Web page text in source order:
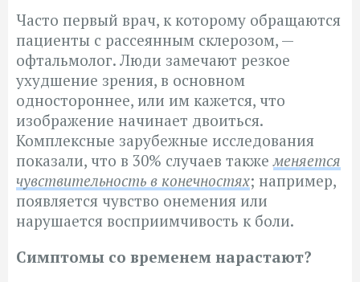
Часто первый врач, к которому обращаются
пациенты с рассеянным склерозом, —
офтальмолог. Люди замечают резкое
ухудшение зрения, в основном
одностороннее, или им кажется, что
изображение начинает двоиться.
Комплексные зарубежные исследования
показали, что в 30% случаев такжеменяется
чувствительность в конечностях; например,
появляется чувство онемения или
нарушается восприимчивость к боли.
Симптомы со временем нарастают?